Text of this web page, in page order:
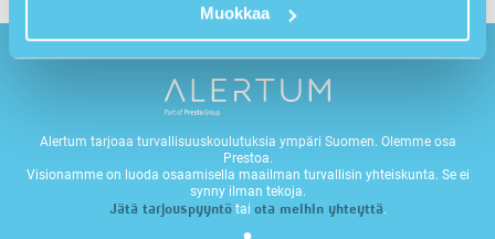
Muokkaa
Alertum tarjoaa turvallisuuskoulutuksia ympäri Suomen. Olemme osa
Prestoa.
Visionamme on luoda osaamisella maailman turvallisin yhteiskunta. Se ei
synny ilman tekoja.
Jätä tarjouspyyntötai ota meihin yhteyttä.